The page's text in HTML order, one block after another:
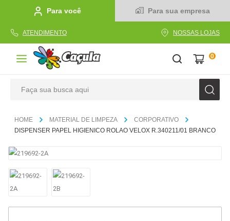
Para você Para sua empresa
ATENDIMENTO NOSSAS LOJAS
0
MATERIAL DE LIMPEZA
CORPORATIVO
DISPENSER PAPEL HIGIENICO ROLAO VELOX R.340211/01 BRANCO
1º caderno
2